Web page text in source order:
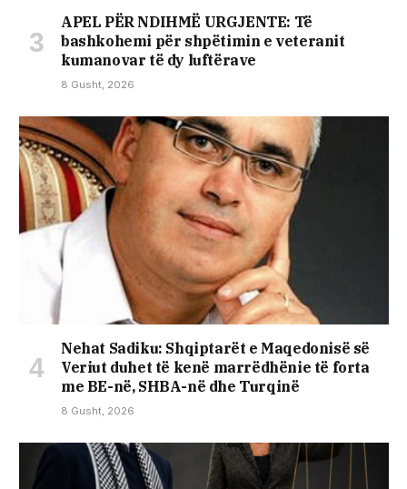
APEL PËR NDIHMË URGJENTE: Të
bashkohemi për shpëtimin e veteranit
kumanovar të dy luftërave
8 Gusht, 2026
Nehat Sadiku: Shqiptarët e Maqedonisë së
Veriut duhet të kenë marrëdhënie të forta
me BE-në, SHBA-në dhe Turqinë
8 Gusht, 2026